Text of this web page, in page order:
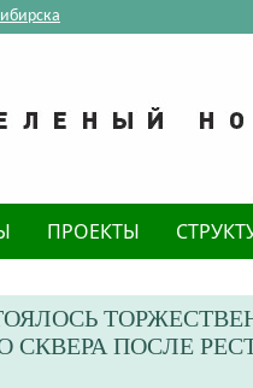
ПРОЕКТЫ
ПОСЛЕ